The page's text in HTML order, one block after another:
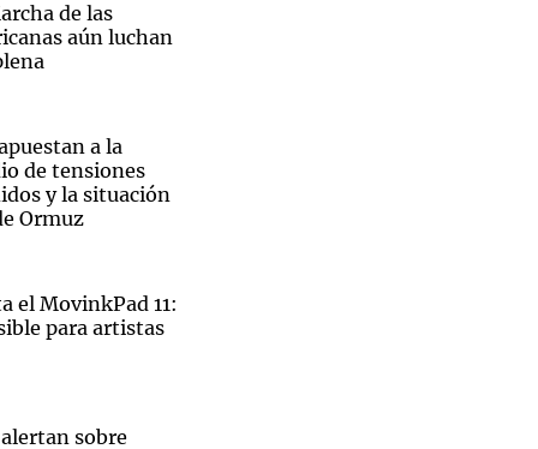
de las
aún luchan
a la
de tensiones
y la situación
Ormuz
el MovinkPad 11:
para artistas
sobre